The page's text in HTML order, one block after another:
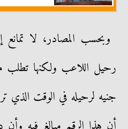
وبحسب المصادر، لا تمانع
جنيه لرحيله في الوقت الذي